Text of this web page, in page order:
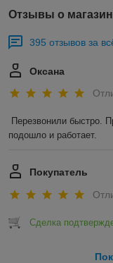
Отзывы о
395 отзывов за
Оксана
Перезвонили быстро.
подошло и работает.
Покупатель
Сделка